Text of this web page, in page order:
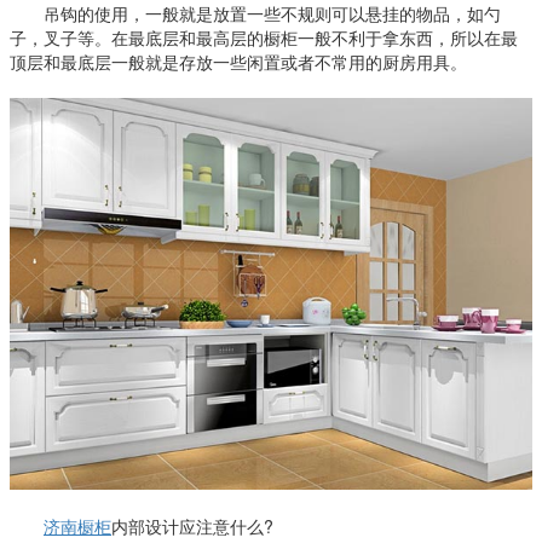
吊钩的使用，一般就是放置一些不规则可以悬挂的物品，如勺
子，叉子等。在最底层和最高层的橱柜一般不利于拿东西，所以在最
顶层和最底层一般就是存放一些闲置或者不常用的厨房用具。
济南橱柜内部设计应注意什么?